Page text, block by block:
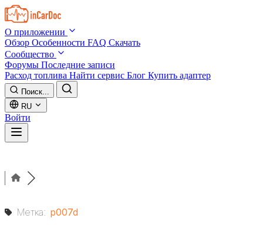
Skip to main content
О приложении
Обзор Особенности FAQ Скачать
Сообщество
Форумы Последние записи
Расход топлива Найти сервис Блог Купить адаптер
Поиск...
RU
Войти
Метка: p007d